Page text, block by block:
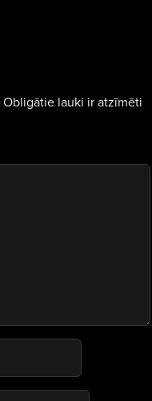
Obligātie lauki ir atzīmēti